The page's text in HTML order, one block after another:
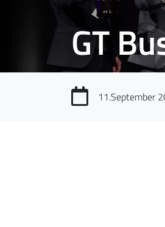
GT
11.September